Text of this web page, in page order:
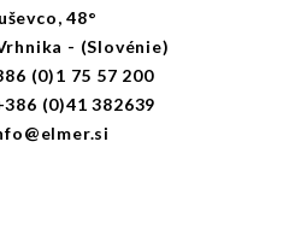
48°
- (Slovénie)
(0)1 75 57 200
(0)41 382639